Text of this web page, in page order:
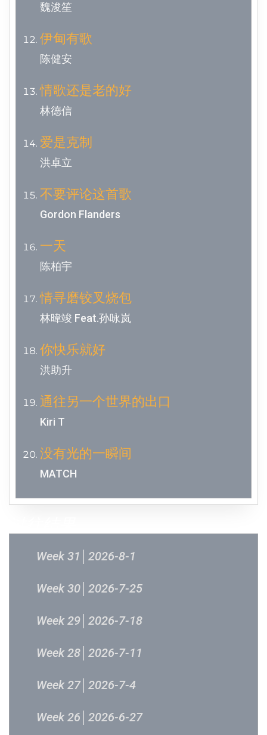
魏浚笙
伊甸有歌
陈健安
情歌还是老的好
林德信
爱是克制
洪卓立
不要评论这首歌
Gordon Flanders
一天
陈柏宇
情寻磨铰叉烧包
林暐竣 Feat.孙咏岚
你快乐就好
洪助升
通往另一个世界的出口
Kiri T
没有光的一瞬间
MATCH
Week 31│2026-8-1
Week 30│2026-7-25
Week 29│2026-7-18
Week 28│2026-7-11
Week 27│2026-7-4
Week 26│2026-6-27